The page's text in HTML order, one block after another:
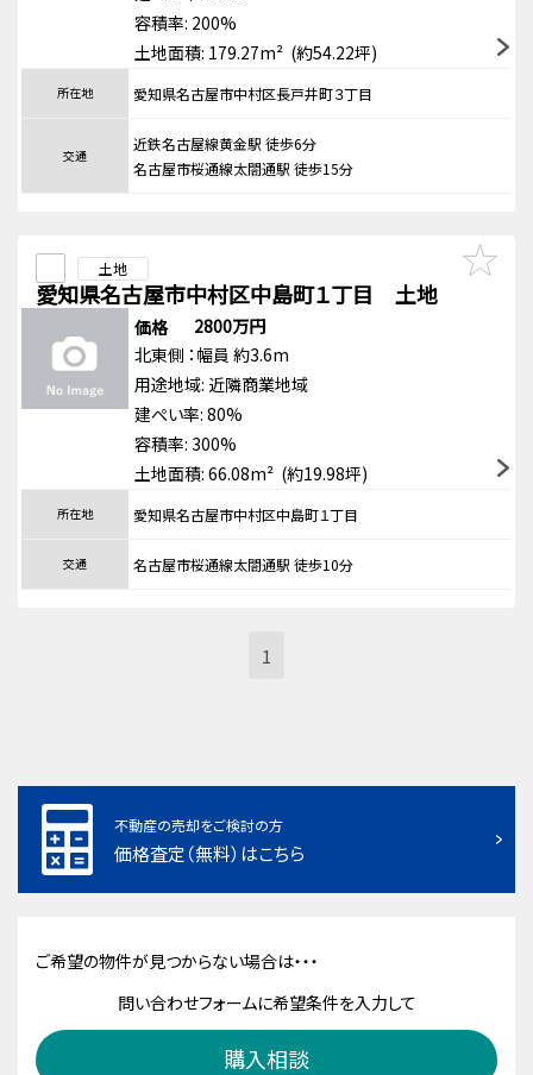
容積率: 200%
土地面積: 179.27m² (約54.22坪)
所在地 愛知県名古屋市中村区長戸井町３丁目
交通
近鉄名古屋線黄金駅 徒歩6分
名古屋市桜通線太閤通駅 徒歩15分
土地
愛知県名古屋市中村区中島町１丁目 土地
価格
2800万円
北東側 ：幅員 約3.6m
用途地域: 近隣商業地域
建ぺい率: 80%
容積率: 300%
土地面積: 66.08m² (約19.98坪)
所在地 愛知県名古屋市中村区中島町１丁目
交通 名古屋市桜通線太閤通駅 徒歩10分
1
不動産の売却をご検討の方
価格査定（無料）はこちら
ご希望の物件が見つからない場合は・・・
問い合わせフォームに希望条件を入力して
購入相談